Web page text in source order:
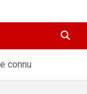
connu